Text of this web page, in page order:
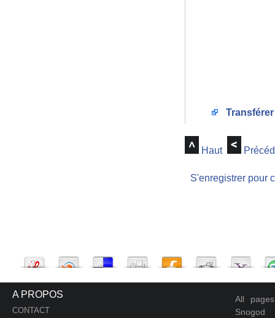
Transférer
Haut
S'enregistrer pour
A PROPOS
CONTACT
All
Snogod